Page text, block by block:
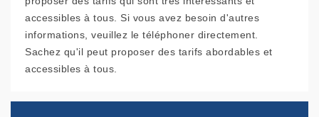
accessibles à tous. Si vous avez besoin d'autres
informations, veuillez le téléphoner directement.
Sachez qu'il peut proposer des tarifs abordables et
accessibles à tous.